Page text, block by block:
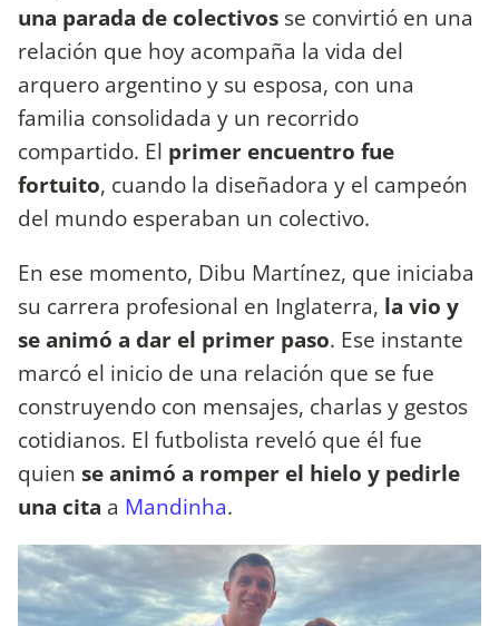
una parada de colectivos se convirtió en una
relación que hoy acompaña la vida del
arquero argentino y su esposa, con una
familia consolidada y un recorrido
compartido. El primer encuentro fue
fortuito, cuando la diseñadora y el campeón
del mundo esperaban un colectivo.
En ese momento, Dibu Martínez, que iniciaba
su carrera profesional en Inglaterra, la vio y
se animó a dar el primer paso. Ese instante
marcó el inicio de una relación que se fue
construyendo con mensajes, charlas y gestos
cotidianos. El futbolista reveló que él fue
quien se animó a romper el hielo y pedirle
una cita a Mandinha.